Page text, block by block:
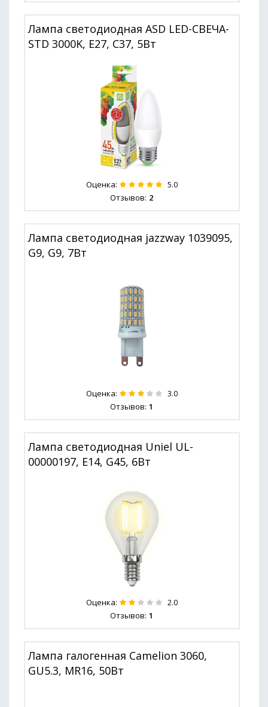
Лампа светодиодная ASD LED-СВЕЧА-
STD 3000K, E27, C37, 5Вт
Оценка: 5.0
Отзывов: 2
Лампа светодиодная jazzway 1039095,
G9, G9, 7Вт
Оценка: 3.0
Отзывов: 1
Лампа светодиодная Uniel UL-
00000197, E14, G45, 6Вт
Оценка: 2.0
Отзывов: 1
Лампа галогенная Camelion 3060,
GU5.3, MR16, 50Вт